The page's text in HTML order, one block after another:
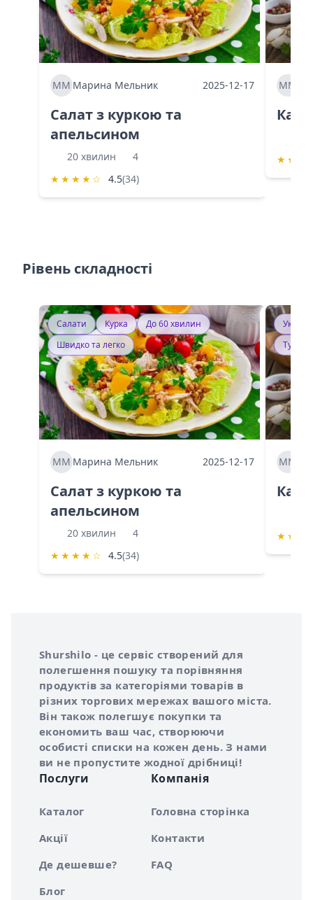
ММ Марина Мельник 2025-12-17
Салат з куркою та
апельсином
20 хвилин
4
★ ★ ★ ★ ☆ 4.5(34)
ММ
★ ★
Рівень складності
Салати Курка
До 60 хвилин
Швидко та легко
ММ Марина Мельник 2025-12-17
Салат з куркою та
апельсином
20 хвилин
4
★ ★ ★ ★ ☆ 4.5(34)
ММ
★ ★
Про сервіс Shurshilo
Shurshilo - це сервіс створений для
полегшення пошуку та порівняння
продуктів за категоріями товарів в
різних торгових мережах вашого міста.
Він також полегшує покупки та
економить ваш час, створюючи
особисті списки на кожен день. З нами
ви не пропустите жодної дрібниці!
Послуги
Каталог
Акції
Де дешевше?
Блог
Компанія
Головна сторінка
Контакти
FAQ